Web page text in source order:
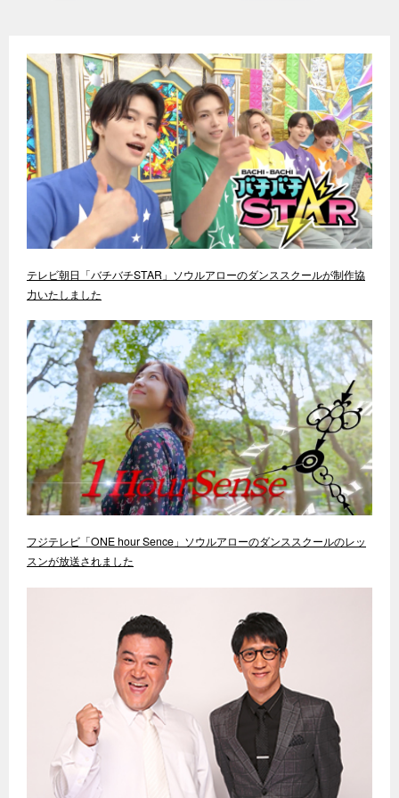
テレビ朝日「バチバチSTAR」ソウルアローのダンススクールが制作協
力いたしました
フジテレビ「ONE hour Sence」ソウルアローのダンススクールのレッ
スンが放送されました